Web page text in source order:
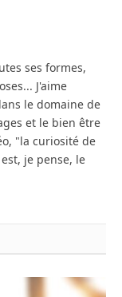
ses formes,
J'aime
le domaine de
et le bien être
"la curiosité de
je pense, le